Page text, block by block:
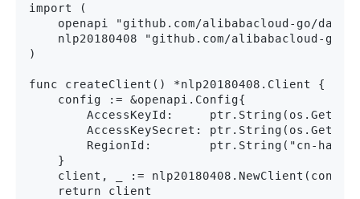
import (
openapi "github.com/alibabacloud-go/
nlp20180408 "github.com/alibabacloud-go/
)
func createClient() *nlp20180408.Client {
    config := &openapi.Config{
AccessKeyId:
AccessKeySecret:
RegionId:        ptr.String("cn-
    }
client, _ :=
    return client